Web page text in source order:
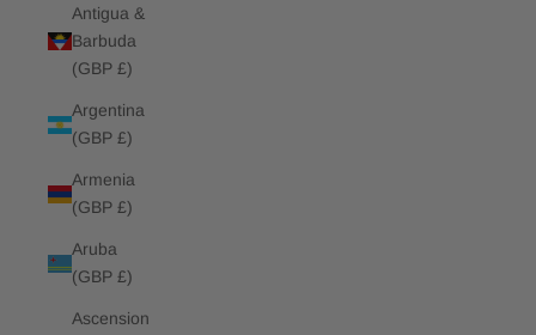
Antigua &
Barbuda
(GBP £)
Argentina
(GBP £)
Armenia
(GBP £)
Aruba
(GBP £)
Ascension